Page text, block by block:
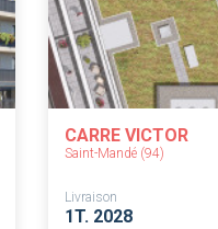
CARRE VICTOR
Saint-Mandé (94)
Livraison
1T. 2028